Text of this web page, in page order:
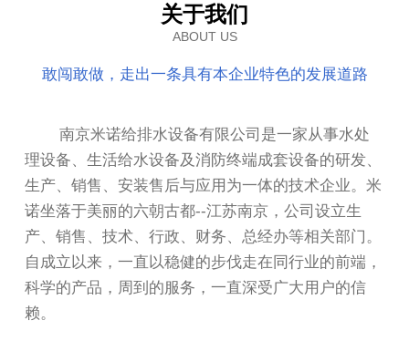
关于我们
ABOUT US
敢闯敢做，走出一条具有本企业特色的发展道路
南京米诺给排水设备有限公司是一家从事水处
理设备、生活给水设备及消防终端成套设备的研发、
生产、销售、安装售后与应用为一体的技术企业。米
诺坐落于美丽的六朝古都--江苏南京，公司设立生
产、销售、技术、行政、财务、总经办等相关部门。
自成立以来，一直以稳健的步伐走在同行业的前端，
科学的产品，周到的服务，一直深受广大用户的信
赖。